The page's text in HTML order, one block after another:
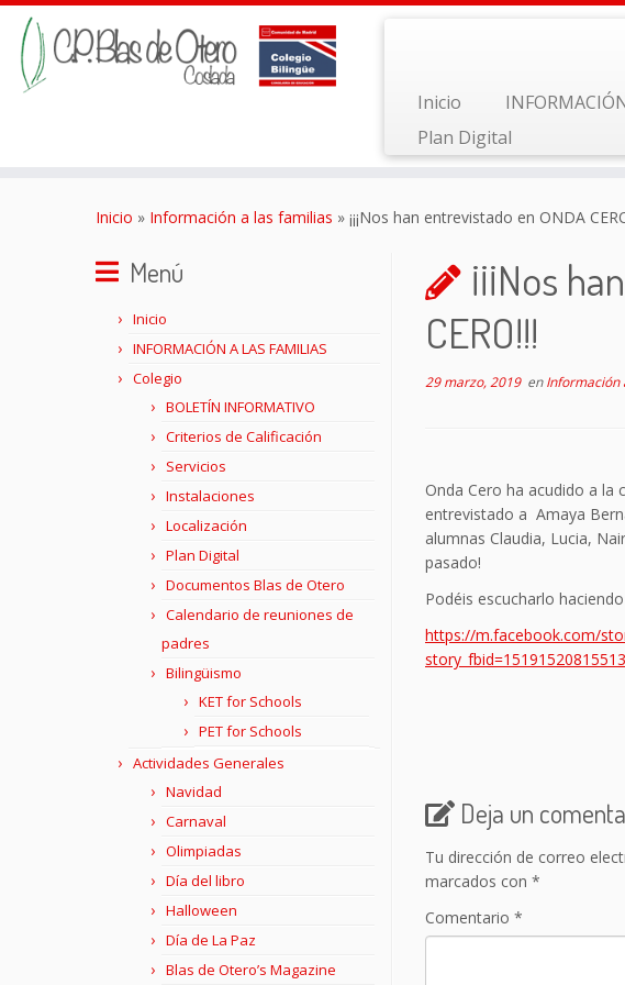
Inicio
Plan Digital
Inicio » Información a las familias » ¡¡¡Nos han entrevistado en ONDA
Menú
Inicio
INFORMACIÓN A LAS FAMILIAS
Colegio
BOLETÍN INFORMATIVO
Criterios de Calificación
Servicios
Instalaciones
Localización
Plan Digital
Documentos Blas de Otero
Calendario de reuniones de
padres
Bilingüismo
KET for Schools
PET for Schools
Actividades Generales
Navidad
Carnaval
Olimpiadas
Día del libro
Halloween
Día de La Paz
Blas de Otero’s Magazine
¡¡¡Nos
CERO!!!
29 marzo, 2019enInformación
Onda Cero ha acudido a la
entrevistado a Amaya
alumnas Claudia, Lucia,
pasado!
Podéis escucharlo
https://m.facebook.com/
Deja un
Tu dirección de correo
marcados con *
Comentario *